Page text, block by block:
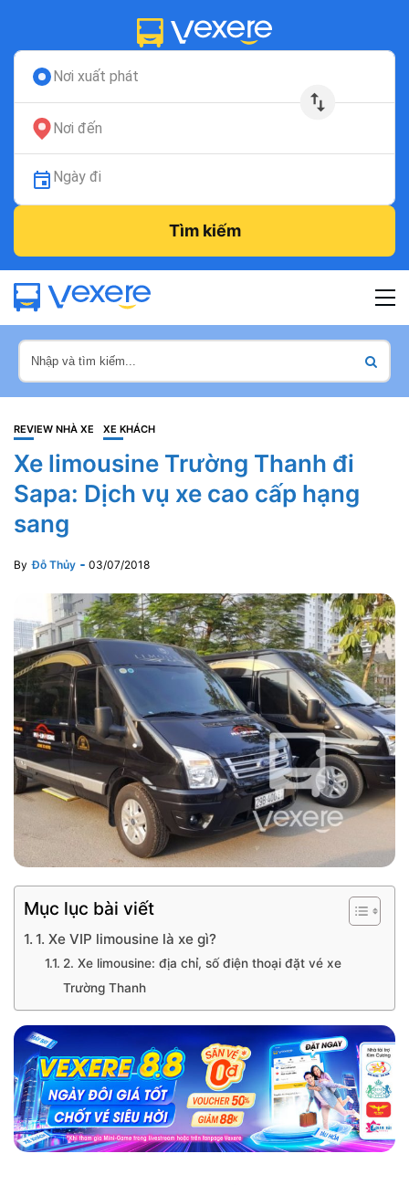
Nơi xuất phát
Nơi đến
Ngày đi
Tìm kiếm
REVIEW NHÀ XE XE KHÁCH
Xe limousine Trường Thanh đi
Sapa: Dịch vụ xe cao cấp hạng
sang
By Đỗ Thủy 03/07/2018
Mục lục bài viết
1. Xe VIP limousine là xe gì?
2. Xe limousine: địa chỉ, số điện thoại đặt vé xe
Trường Thanh